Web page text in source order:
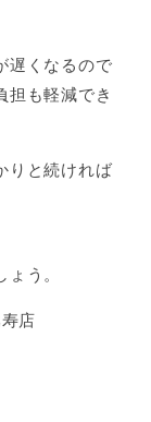
遅くなるので
担も軽減でき
りと続ければ
う。
店